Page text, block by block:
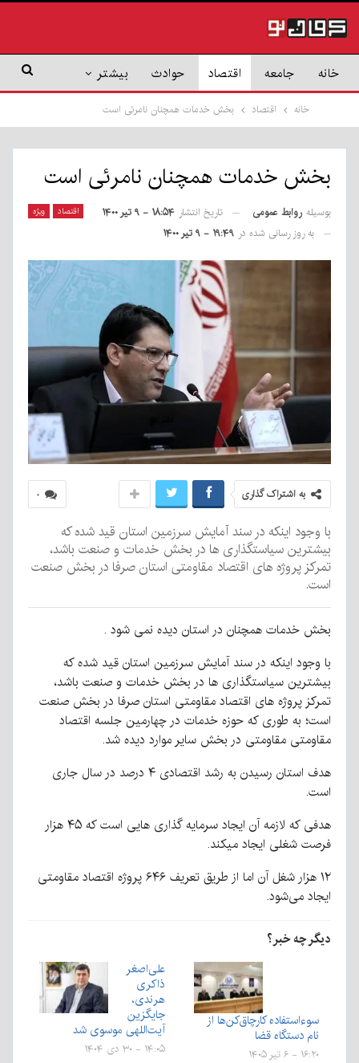
خانه جامعه اقتصاد حوادث بیشتر
خانه اقتصاد بخش خدمات همچنان نامرئی است
بخش خدمات همچنان نامرئی است
اقتصاد ویژه بوسیله روابط عمومی تاریخ انتشار ۱۸:۵۴ - ۹ تیر ۱۴۰۰
به روز رسانی شده در ۱۹:۴۹ - ۹ تیر ۱۴۰۰
۰ به اشتراک گذاری
با وجود اینکه در سند آمایش سرزمین استان قید شده که
بیشترین سیاستگذاری ها در بخش خدمات و صنعت باشد،
تمرکز پروژه های اقتصاد مقاومتی استان صرفا در بخش صنعت
است.
بخش خدمات همچنان در استان دیده نمی شود .
با وجود اینکه در سند آمایش سرزمین استان قید شده که
بیشترین سیاستگذاری ها در بخش خدمات و صنعت باشد،
تمرکز پروژه های اقتصاد مقاومتی استان صرفا در بخش صنعت
است؛ به طوری که حوزه خدمات در چهارمین جلسه اقتصاد
مقاومتی مقاومتی در بخش سایر موارد دیده شد.
هدف استان رسیدن به رشد اقتصادی ۴ درصد در سال جاری
است.
هدفی که لازمه آن ایجاد سرمایه گذاری هایی است که ۴۵ هزار
فرصت شغلی ایجاد میکند.
۱۲ هزار شغل آن اما از طریق تعریف ۶۴۶ پروژه اقتصاد مقاومتی
ایجاد می‌شود.
دیگر چه خبر؟
سوءاستفاده کارچاق‌کن‌ها از
نام دستگاه قضا
۱۶:۲۰ - ۶ تیر ۱۴۰۵
علی‌اصغر
ذاکری
هرندی،
جایگزین
آیت‌اللهی موسوی شد
۱۴:۰۵ - ۳۰ دی ۱۴۰۴